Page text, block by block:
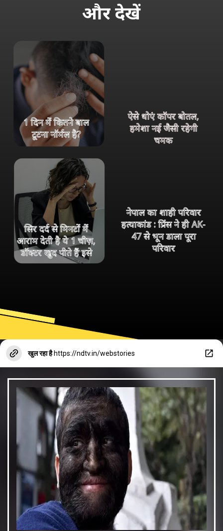
औरदेखें
1 दिन में कितने बाल
टूटना नॉर्मल है?
सिर दर्द से मिनटों में
आराम देती है ये 1 चीज़,
डॉक्टर खुद पीते हैं इसे
ऐसे धोएं कॉपर बोतल,
हमेशा नई जैसी रहेगी
चमक
नेपाल का शाही परिवार
हत्याकांड : प्रिंस ने ही AK-
47 से भून डाला पूरा
परिवार
खुल रहा है https://ndtv.in/webstories